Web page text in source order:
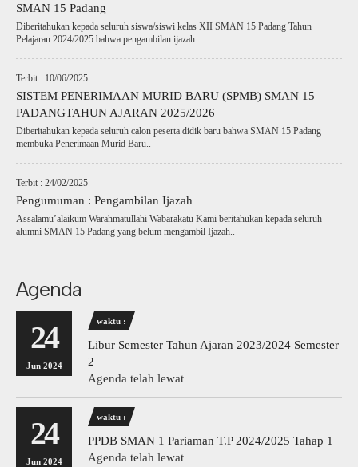
SMAN 15 Padang
Diberitahukan kepada seluruh siswa/siswi kelas XII SMAN 15 Padang Tahun
Pelajaran 2024/2025 bahwa pengambilan ijazah..
Terbit : 10/06/2025
SISTEM PENERIMAAN MURID BARU (SPMB) SMAN 15
PADANGTAHUN AJARAN 2025/2026
Diberitahukan kepada seluruh calon peserta didik baru bahwa SMAN 15 Padang
membuka Penerimaan Murid Baru..
Terbit : 24/02/2025
Pengumuman : Pengambilan Ijazah
Assalamu’alaikum Warahmatullahi Wabarakatu Kami beritahukan kepada seluruh
alumni SMAN 15 Padang yang belum mengambil Ijazah..
Agenda
24
Jun 2024
waktu :
Libur Semester Tahun Ajaran 2023/2024 Semester
2
Agenda telah lewat
24
Jun 2024
waktu :
PPDB SMAN 1 Pariaman T.P 2024/2025 Tahap 1
Agenda telah lewat